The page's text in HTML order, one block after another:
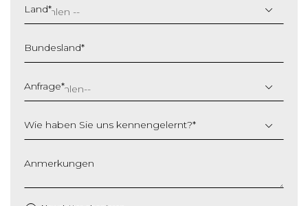
T
S
h
ä
g
t
r
i
h
Land*
Bundesland*
Anfrage*
Wie haben Sie uns kennengelernt?*
Anmerkungen